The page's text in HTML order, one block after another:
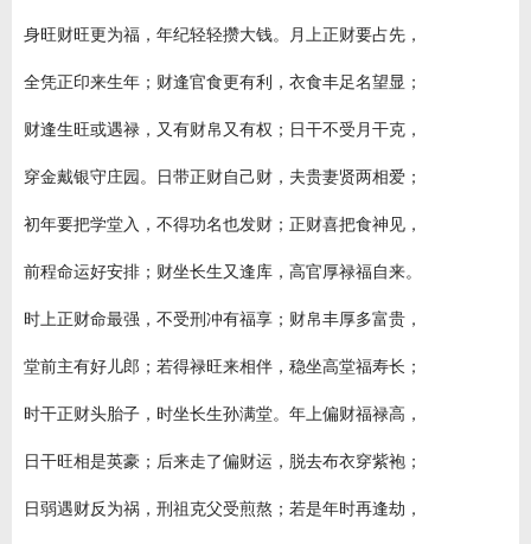
身旺财旺更为福，年纪轻轻攒大钱。月上正财要占先，
全凭正印来生年；财逢官食更有利，衣食丰足名望显；
财逢生旺或遇禄，又有财帛又有权；日干不受月干克，
穿金戴银守庄园。日带正财自己财，夫贵妻贤两相爱；
初年要把学堂入，不得功名也发财；正财喜把食神见，
前程命运好安排；财坐长生又逢库，高官厚禄福自来。
时上正财命最强，不受刑冲有福享；财帛丰厚多富贵，
堂前主有好儿郎；若得禄旺来相伴，稳坐高堂福寿长；
时干正财头胎子，时坐长生孙满堂。年上偏财福禄高，
日干旺相是英豪；后来走了偏财运，脱去布衣穿紫袍；
日弱遇财反为祸，刑祖克父受煎熬；若是年时再逢劫，